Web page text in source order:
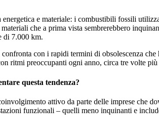
e materiale: i combustibili fossili
che a prima vista sembrerebbero
di 7.000 km.
con i rapidi termini di obsolescenza
ritmi preoccupanti ogni anno, circa tre volte
questa tendenza?
attivo da parte delle imprese
funzionali – quelli meno inquinanti e